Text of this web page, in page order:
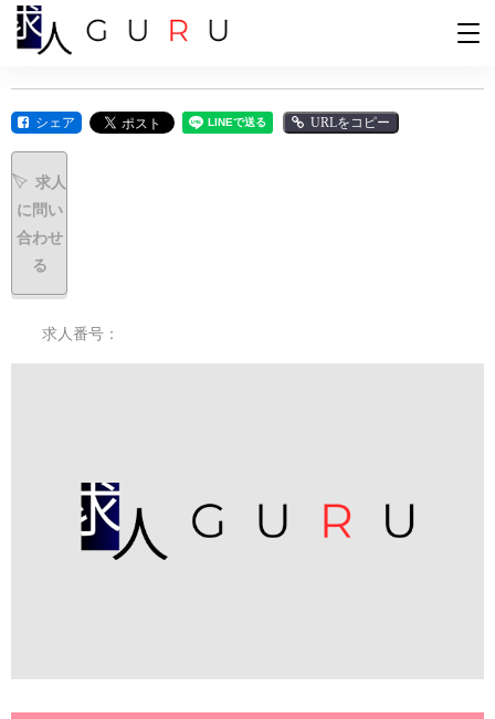
シェア URLをコピー
求人
に問い
合わせ
る
求人番号：